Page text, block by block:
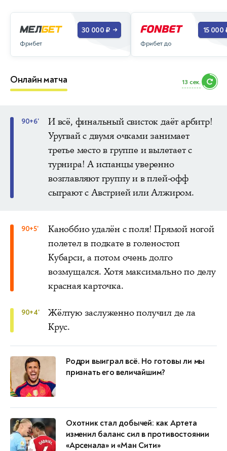
Фрибет
30 000 ₽ →
Фрибет до
15 000
Онлайн матча 11 сек.
90+6'
И всё, финальный свисток даёт арбитр!
Уругвай с двумя очками занимает
третье место в группе и вылетает с
турнира! А испанцы уверенно
возглавляют группу и в плей-офф
сыграют с Австрией или Алжиром.
90+5'
Каноббио удалён с поля! Прямой ногой
полетел в подкате в голеностоп
Кубарси, а потом очень долго
возмущался. Хотя максимально по делу
красная карточка.
90+4'
Жёлтую заслуженно получил де ла
Крус.
Родри выиграл всё. Но готовы ли мы
признать его величайшим?
Охотник стал добычей: как Артета
изменил баланс сил в противостоянии
«Арсенала» и «Ман Сити»